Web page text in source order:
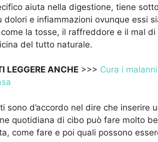
aiuta nella digestione, tiene
dolori e infiammazioni ovunque essi
la tosse, il raffreddore e il mal
del tutto naturale.
LEGGERE ANCHE >>> Cura i
sono d’accordo nel dire che inserire
quotidiana di cibo può fare molto
come fare e poi quali possono